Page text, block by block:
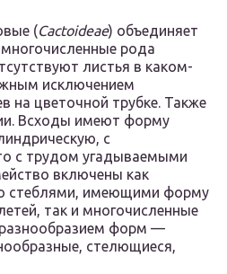
(Cactoideae) объединяет
рода
листья в каком-
исключением
на цветочной трубке. Также
Всходы имеют форму
с
с трудом угадываемыми
включены как
стеблями, имеющими форму
так и многочисленные
форм —
стелющиеся,